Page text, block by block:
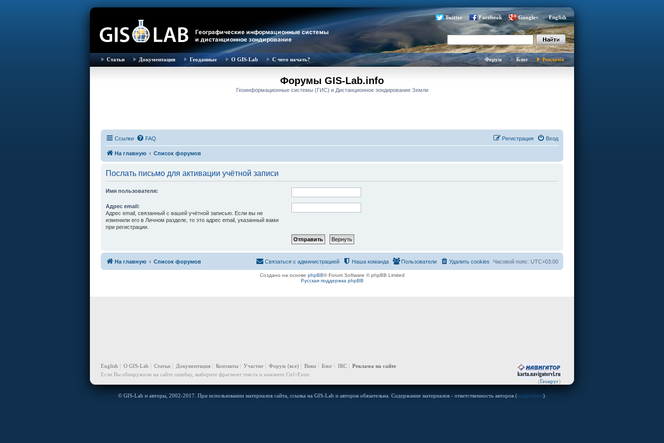
Twitter Facebook Google+ English
Статьи Документация Геоданные О GIS-Lab С чего начать? Форум Блог Реклама
Форумы GIS-Lab.info
Геоинформационные системы (ГИС) и Дистанционное зондирование Земли
Ссылки FAQ Вход
Регистрация
На главную Список форумов
Послать письмо для активации учётной записи
Имя пользователя:
Адрес email:
Адрес email, связанный с вашей учётной записью. Если вы не
изменили его в Личном разделе, то это адрес email, указанный вами
при регистрации.
На главную Список форумов Часовой пояс: UTC+03:00
Удалить cookies
Пользователи
Наша команда
Связаться с администрацией
Создано на основе phpBB® Forum Software © phpBB Limited
Русская поддержка phpBB
(Геокруг)
English О GIS-Lab Статьи Документация Контакты Участие Форум (все) Вики Блог IRC
Реклама на сайте
Если Вы обнаружили на сайте ошибку, выберите фрагмент текста и нажмите Ctrl+Enter
© GIS-Lab и авторы, 2002-2017. При использовании материалов сайта, ссылка на GIS-Lab и авторов обязательна. Содержание материалов - ответственность авторов (подробнее).